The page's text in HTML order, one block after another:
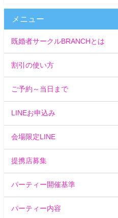
メニュー
既婚者サークルBRANCHとは
割引の使い方
ご予約～当日まで
LINEお申込み
会場限定LINE
提携店募集
パーティー開催基準
パーティー内容